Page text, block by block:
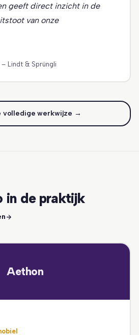
geeft direct inzicht in de
van onze
– Lindt & Sprüngli
volledige werkwijze →
in de praktijk
Aethon